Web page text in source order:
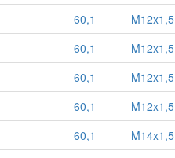
60,1
M12x1,5
60,1
M12x1,5
60,1
M12x1,5
60,1
M12x1,5
60,1
M14x1,5